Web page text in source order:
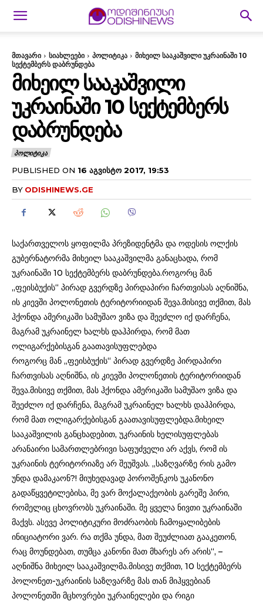
მთავარი სიახლეები პოლიტიკა
მიხეილ სააკაშვილი უკრაინაში 10
სექტემბერს დაბრუნდება
ᲛᲘᲮᲔᲘᲚ ᲡᲐᲐᲙᲐᲨᲕᲘᲚᲘ
ᲣᲙᲠᲐᲘᲜᲐᲨᲘ 10 ᲡᲔᲥᲢᲔᲛᲑᲔᲠᲡ
ᲓᲐᲑᲠᲣᲜᲓᲔᲑᲐ
ᲞᲝᲚᲘᲢᲘᲙᲐ
PUBLISHED ON 16 ᲐᲒᲕᲘᲡᲢᲝ 2017, 19:53
BY ODISHINEWS.GE
საქართველოს ყოფილმა პრეზიდენტმა და ოდესის ოლქის
გუბერნატორმა მიხეილ სააკაშვილმა განაცხადა, რომ
უკრაინაში 10 სექტემბერს დაბრუნდება.როგორც მან
„ფეისბუქის“ პირად გვერდზე პირდაპირი ჩართვისას აღნიშნა,
ის კიევში პოლონეთის ტერიტორიიდან შევა.მისივე თქმით, მას
ჰქონდა ამერიკაში სამუშაო ვიზა და შეეძლო იქ დარჩენა,
მაგრამ უკრაინელ ხალხს დაჰპირდა, რომ მათ
ოლიგარქებისგან გაათავისუფლებდა
როგორც მან „ფეისბუქის“ პირად გვერდზე პირდაპირი
ჩართვისას აღნიშნა, ის კიევში პოლონეთის ტერიტორიიდან
შევა.მისივე თქმით, მას ჰქონდა ამერიკაში სამუშაო ვიზა და
შეეძლო იქ დარჩენა, მაგრამ უკრაინელ ხალხს დაჰპირდა,
რომ მათ ოლიგარქებისგან გაათავისუფლებდა.მიხეილ
სააკაშვილის განცხადებით, უკრაინის ხელისუფლებას
არანაირი სამართლებრივი საფუძველი არ აქვს, რომ ის
უკრაინის ტერიტორიაზე არ შეუშვას. „საზღვარზე რის გამო
უნდა დამაკაონ?! მიუხედავად პოროშენკოს უკანონო
გადაწყვეტილებისა, მე ვარ მოქალაქეობის გარეშე პირი,
რომელიც ცხოვრობს უკრაინაში. მე ყველა ნივთი უკრაინაში
მაქვს. ასევე პოლიტიკური მოძრაობის ჩამოყალიბების
ინიციატორი ვარ. რა თქმა უნდა, მათ შეუძლიათ გააკეთონ,
რაც მოუნდებათ, თუმცა კანონი მათ მხარეს არ არის“, –
აღნიშნა მიხეილ სააკაშვილმა.მისივე თქმით, 10 სექტემბერს
პოლონეთ-უკრაინის საზღვარზე მას თან მიჰყვებიან
პოლონეთში მცხოვრები უკრაინელები და რიგი